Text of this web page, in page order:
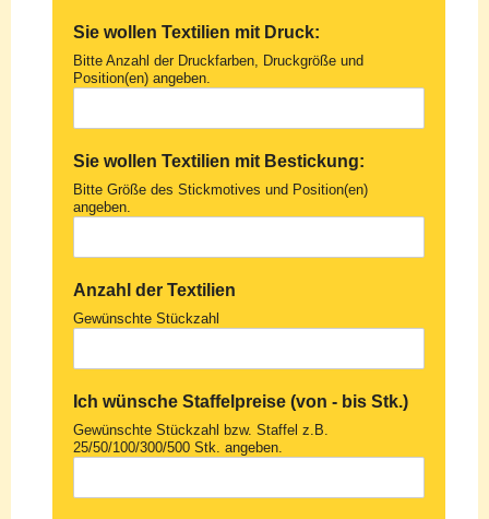
Sie wollen Textilien mit Druck:
Bitte Anzahl der Druckfarben, Druckgröße und
Position(en) angeben.
Sie wollen Textilien mit Bestickung:
Bitte Größe des Stickmotives und Position(en)
angeben.
Anzahl der Textilien
Gewünschte Stückzahl
Ich wünsche Staffelpreise (von - bis Stk.)
Gewünschte Stückzahl bzw. Staffel z.B.
25/50/100/300/500 Stk. angeben.